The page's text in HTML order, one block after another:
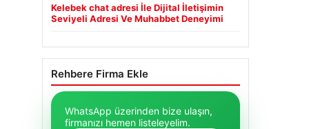
Kelebek chat adresi İle Dijital İletişimin
Seviyeli Adresi Ve Muhabbet Deneyimi
Rehbere Firma Ekle
WhatsApp üzerinden bize ulaşın,
firmanızı hemen listeleyelim.